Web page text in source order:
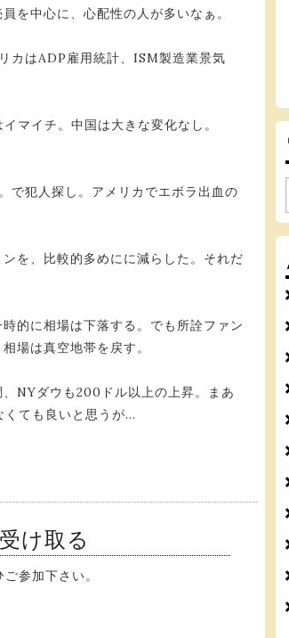
を中心に、心配性の人が多いなぁ。
カはADP雇用統計、ISM製造業景気
マイチ。中国は大きな変化なし。
で犯人探し。アメリカでエボラ出血の
を、比較的多めにに減らした。それだ
的に相場は下落する。でも所詮ファン
場は真空地帯を戻す。
NYダウも200ドル以上の上昇。まあ
くても良いと思うが…
け取る
参加下さい。